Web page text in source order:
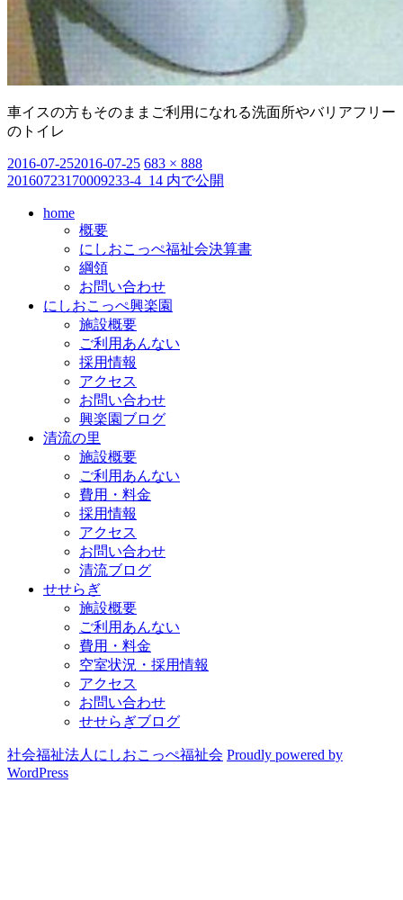
車イスの方もそのままご利用になれる洗面所やバリアフリー
のトイレ
投
稿
2016-07-252016-07-25 フ
ル
683 × 888
投
20160723170009233-4_14 内で公開
home
概要
にしおこっぺ福祉会決算書
綱領
お問い合わせ
にしおこっぺ興楽園
施設概要
ご利用あんない
採用情報
アクセス
お問い合わせ
興楽園ブログ
清流の里
施設概要
ご利用あんない
費用・料金
採用情報
アクセス
お問い合わせ
清流ブログ
せせらぎ
施設概要
ご利用あんない
費用・料金
空室状況・採用情報
アクセス
お問い合わせ
せせらぎブログ
社会福祉法人にしおこっぺ福祉会 Proudly powered by
WordPress